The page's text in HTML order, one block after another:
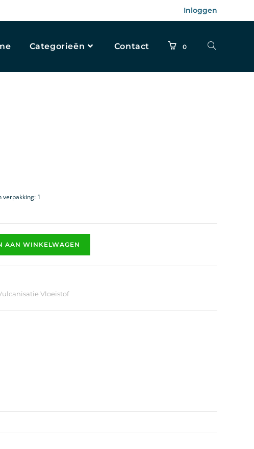
Inloggen
Categorieën Contact 0
verpakking: 1
AAN WINKELWAGEN
Vloeistof